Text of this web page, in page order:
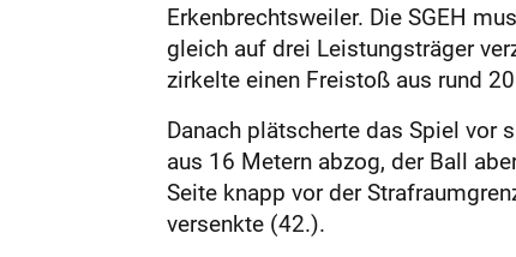
Erkenbrechtsweiler. Die SGEH
gleich auf drei Leistungsträger
zirkelte einen Freistoß aus rund
Danach plätscherte das Spiel vor
aus 16 Metern abzog, der Ball
Seite knapp vor der
versenkte (42.).